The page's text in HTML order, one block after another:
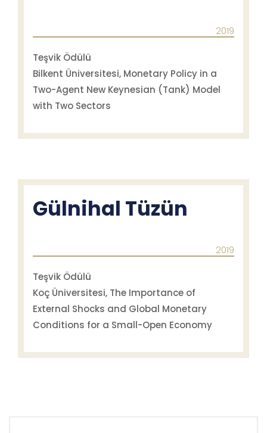
2019
Teşvik Ödülü
Bilkent Üniversitesi, Monetary Policy in a
Two-Agent New Keynesian (Tank) Model
with Two Sectors
Gülnihal Tüzün
2019
Teşvik Ödülü
Koç Üniversitesi, The Importance of
External Shocks and Global Monetary
Conditions for a Small-Open Economy